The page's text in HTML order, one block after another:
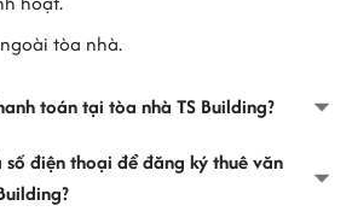
tòa nhà.
toán tại tòa nhà TS Building?
điện thoại để đăng ký thuê văn